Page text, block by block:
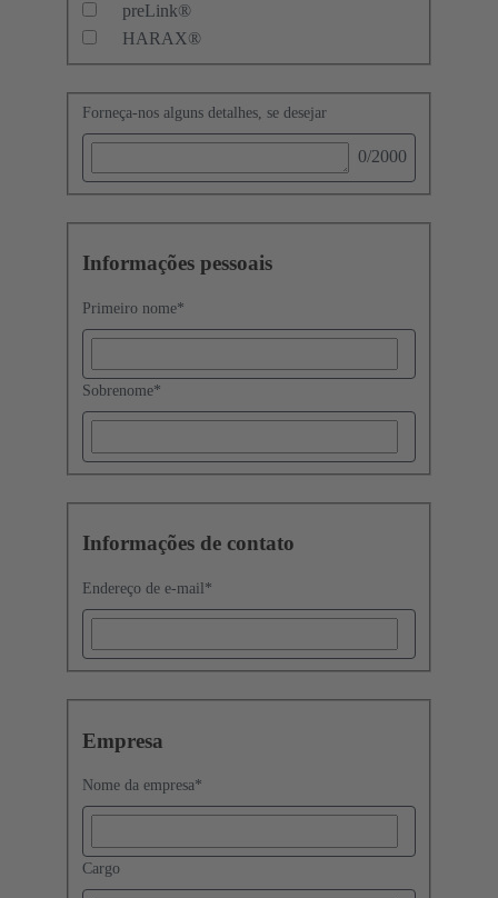
preLink®
HARAX®
Forneça-nos alguns detalhes, se desejar
0/2000
Informações pessoais
Primeiro nome*
Sobrenome*
Informações de contato
Endereço de e-mail *
Empresa
Nome da empresa*
Cargo